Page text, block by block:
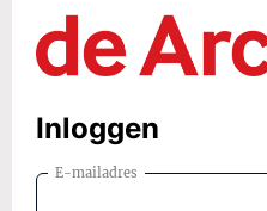
Inloggen
E-mailadres